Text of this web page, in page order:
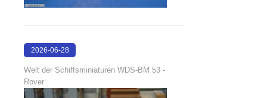
2026-06-28
Welt der Schiffsminiaturen WDS-BM 53 -
Rover